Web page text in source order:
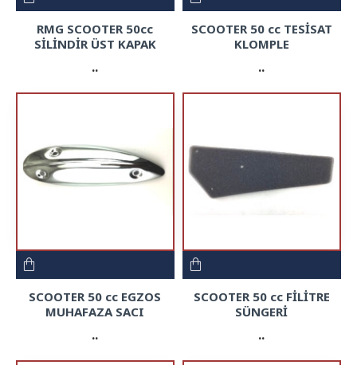
RMG SCOOTER 50cc
SİLİNDİR ÜST KAPAK
..
SCOOTER 50 cc TESİSAT
KLOMPLE
..
SCOOTER 50 cc EGZOS
MUHAFAZA SACI
..
SCOOTER 50 cc FİLİTRE
SÜNGERİ
..